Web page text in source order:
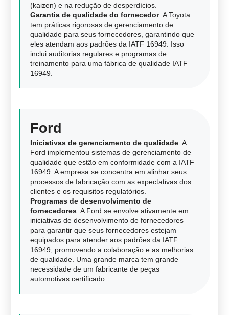
(kaizen) e na redução de desperdícios.
Garantia de qualidade do fornecedor: A Toyota
tem práticas rigorosas de gerenciamento de
qualidade para seus fornecedores, garantindo que
eles atendam aos padrões da IATF 16949. Isso
inclui auditorias regulares e programas de
treinamento para uma fábrica de qualidade IATF
16949.
Ford
Iniciativas de gerenciamento de qualidade: A
Ford implementou sistemas de gerenciamento de
qualidade que estão em conformidade com a IATF
16949. A empresa se concentra em alinhar seus
processos de fabricação com as expectativas dos
clientes e os requisitos regulatórios.
Programas de desenvolvimento de
fornecedores: A Ford se envolve ativamente em
iniciativas de desenvolvimento de fornecedores
para garantir que seus fornecedores estejam
equipados para atender aos padrões da IATF
16949, promovendo a colaboração e as melhorias
de qualidade. Uma grande marca tem grande
necessidade de um fabricante de peças
automotivas certificado.